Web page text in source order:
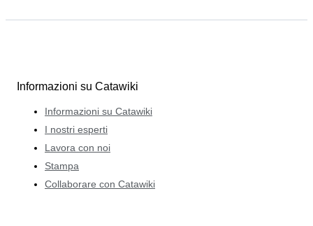
Informazioni su Catawiki
Informazioni su Catawiki
I nostri esperti
Lavora con noi
Stampa
Collaborare con Catawiki